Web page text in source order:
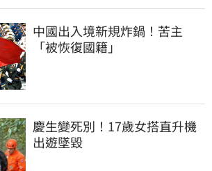
中國出入境新規炸鍋！苦主
「被恢復國籍」
慶生變死別！17歲女搭直升機
出遊墜毀